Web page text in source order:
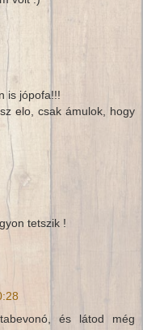
is jópofa!!!
elo, csak ámulok, hogy
tetszik !
és látod még